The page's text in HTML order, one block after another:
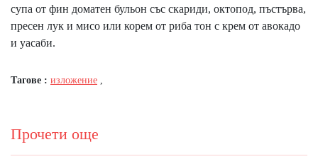
супа от фин доматен бульон със скариди, октопод, пъстърва,
пресен лук и мисо или корем от риба тон с крем от авoкадо
и уасаби.
Тагове : изложение ,
Прочети още